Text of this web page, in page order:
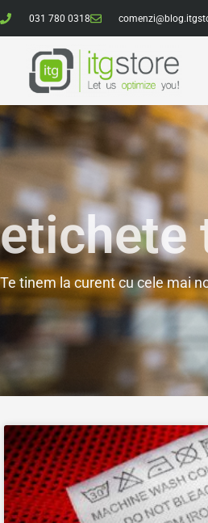
031 780 0318
etichete
Te tinem la curent cu cele mai